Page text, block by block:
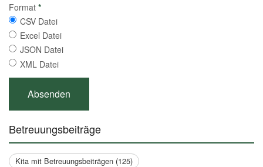
Format *
CSV Datei
Excel Datei
JSON Datei
XML Datei
Betreuungsbeiträge
Kita mit Betreuungsbeiträgen (125)